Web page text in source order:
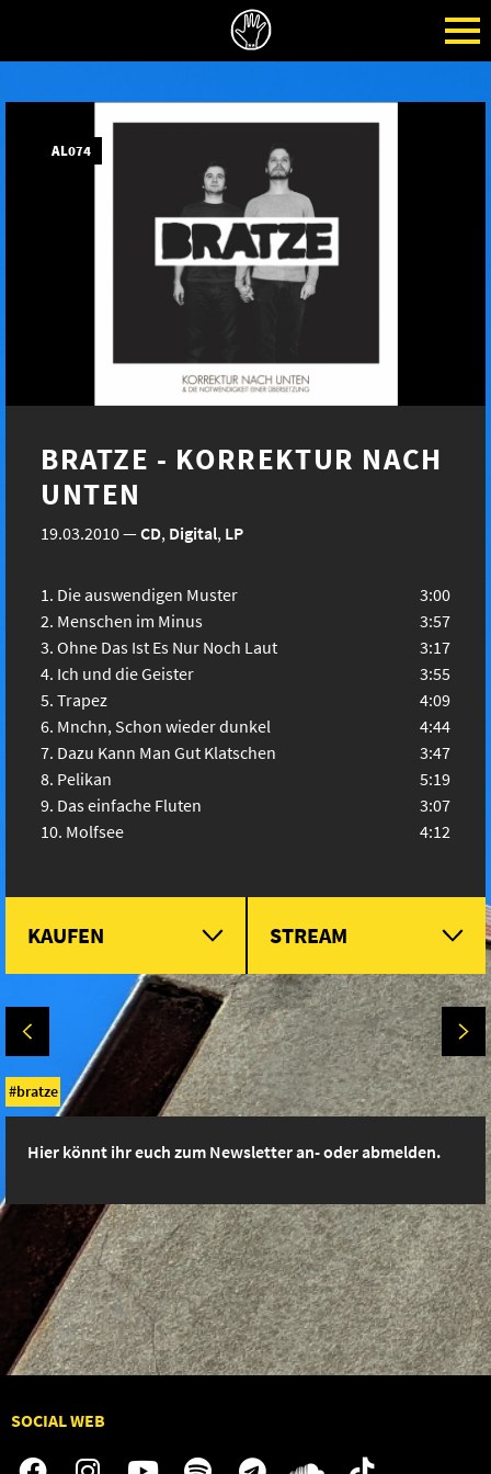
AL074
BRATZE - KORREKTUR NACH
UNTEN
19.03.2010—CD, Digital, LP
Die auswendigen Muster
3:00
Menschen im Minus
3:57
Ohne Das Ist Es Nur Noch Laut
3:17
Ich und die Geister
3:55
Trapez
4:09
Mnchn, Schon wieder dunkel
4:44
Dazu Kann Man Gut Klatschen
3:47
Pelikan
5:19
Das einfache Fluten
3:07
Molfsee
4:12
KAUFEN STREAM
bratze
Hier könnt ihr euch zum Newsletter an- oder abmelden.
SOCIAL WEB